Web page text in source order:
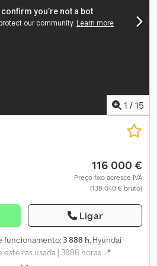
Equippo" é frequentemente
online. 💡 Por que esta
se destacam: ✔ Inspeção completa
proprietários e operadores de
na nossa plataforma.
1 / 15
116 000 €
Preço fixo acresce IVA
(138 040 € bruto)
Ligar
funcionamento: 3 888 h, Hyundai
esteiras usada | 3888 horas 📍